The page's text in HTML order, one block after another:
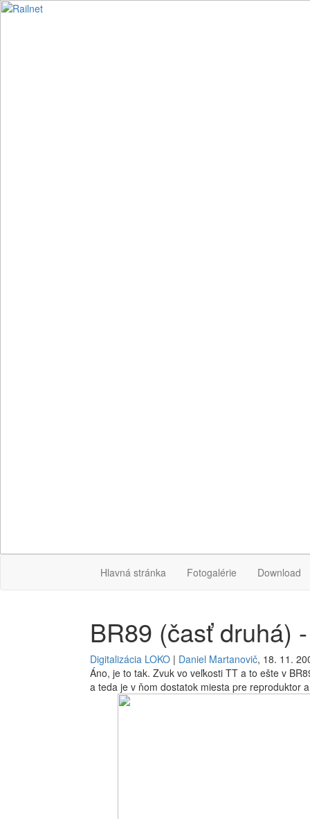
Hlavná stránka Fotogalérie Download
BR89 (časť druhá)
Digitalizácia LOKO | Daniel Martanovič, 18. 11.
Áno, je to tak. Zvuk vo veľkosti TT a to ešte v
a teda je v ňom dostatok miesta pre reproduktor